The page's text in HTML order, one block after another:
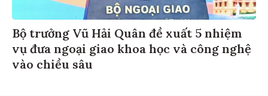
Bộ trưởng Vũ Hải Quân đề xuất 5 nhiệm
vụ đưa ngoại giao khoa học và công nghệ
vào chiều sâu